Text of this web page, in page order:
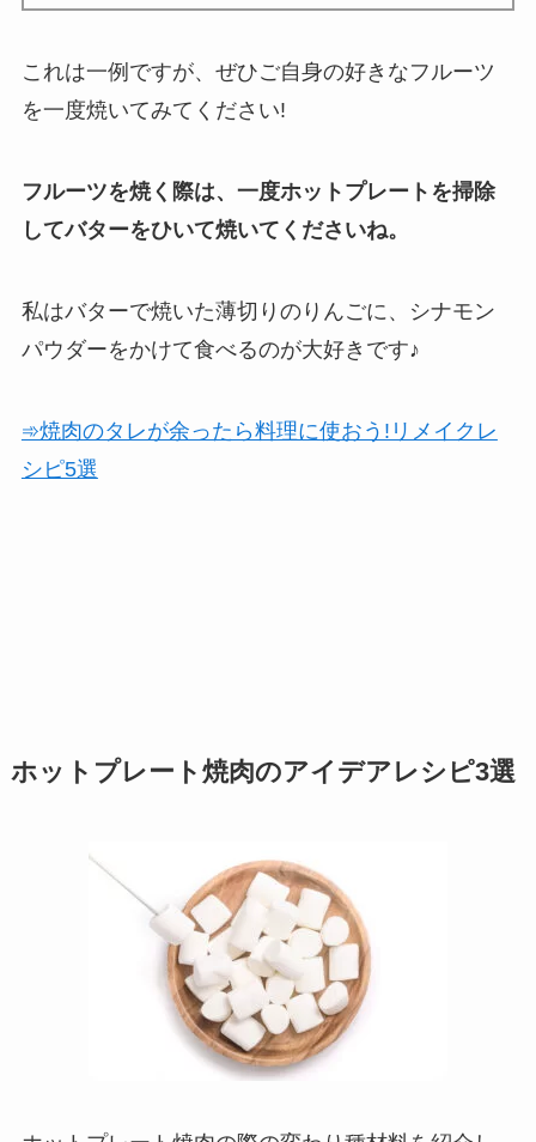
これは一例ですが、ぜひご自身の好きなフルーツ
を一度焼いてみてください!
フルーツを焼く際は、一度ホットプレートを掃除
してバターをひいて焼いてくださいね。
私はバターで焼いた薄切りのりんごに、シナモン
パウダーをかけて食べるのが大好きです♪
➾焼肉のタレが余ったら料理に使おう!リメイクレ
シピ5選
ホットプレート焼肉のアイデアレシピ3選